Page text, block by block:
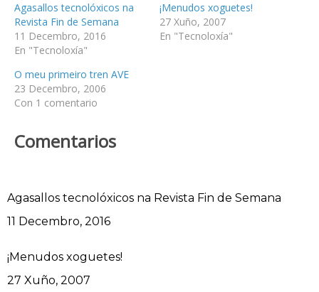
Agasallos tecnolóxicos na
Revista Fin de Semana
11 Decembro, 2016
En "Tecnoloxía"
¡Menudos xoguetes!
27 Xuño, 2007
En "Tecnoloxía"
O meu primeiro tren AVE
23 Decembro, 2006
Con 1 comentario
Comentarios
Agasallos tecnolóxicos na Revista Fin de Semana
Data
11 Decembro, 2016
¡Menudos xoguetes!
Data
27 Xuño, 2007